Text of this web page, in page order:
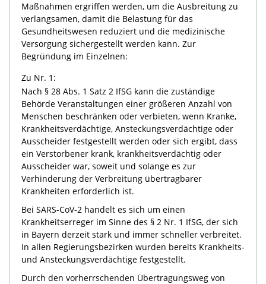
Maßnahmen ergriffen werden, um die Ausbreitung zu
verlangsamen, damit die Belastung für das
Gesundheitswesen reduziert und die medizinische
Versorgung sichergestellt werden kann. Zur
Begründung im Einzelnen:
Zu Nr. 1:
Nach § 28 Abs. 1 Satz 2 IfSG kann die zuständige
Behörde Veranstaltungen einer größeren Anzahl von
Menschen beschränken oder verbieten, wenn Kranke,
Krankheitsverdächtige, Ansteckungsverdächtige oder
Ausscheider festgestellt werden oder sich ergibt, dass
ein Verstorbener krank, krankheitsverdächtig oder
Ausscheider war, soweit und solange es zur
Verhinderung der Verbreitung übertragbarer
Krankheiten erforderlich ist.
Bei SARS-CoV-2 handelt es sich um einen
Krankheitserreger im Sinne des § 2 Nr. 1 IfSG, der sich
in Bayern derzeit stark und immer schneller verbreitet.
In allen Regierungsbezirken wurden bereits Krankheits-
und Ansteckungsverdächtige festgestellt.
Durch den vorherrschenden Übertragungsweg von